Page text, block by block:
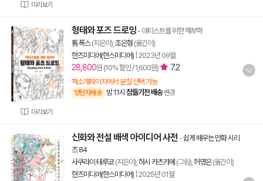
미리보기
미리보기
형태와 포즈 드로잉 - 아티스트를 위한 해부학
톰 폭스(지은이), 조은형 (옮긴이)
한즈미디어(한스미디어) 2023년 09월
28,800원 (10% 할인 / 1,600원) 7.2
책소개페이지에서 분철 선택 가능
양탄자배송 밤 11시 잠들기전 배송 변경
신화와 전설 배색 아이디어 사전 -쉽게 배우는 만화 시리
즈 84
사쿠라이 테루코(지은이), 하시 카츠카메 (그림), 허영은(옮긴이)
한즈미디어(한스미디어) 2025년 01월